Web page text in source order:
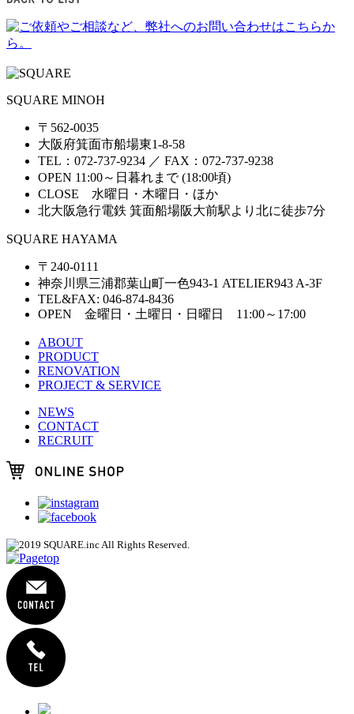
SQUARE MINOH
〒562-0035
大阪府箕面市船場東1-8-58
TEL：072-737-9234 ／ FAX：072-737-9238
OPEN 11:00～日暮れまで (18:00頃)
CLOSE 水曜日・木曜日・ほか
北大阪急行電鉄 箕面船場阪大前駅より北に徒歩7分
SQUARE HAYAMA
〒240-0111
神奈川県三浦郡葉山町一色943-1 ATELIER943 A-3F
TEL&FAX: 046-874-8436
OPEN 金曜日・土曜日・日曜日 11:00～17:00
ABOUT
PRODUCT
RENOVATION
PROJECT & SERVICE
NEWS
CONTACT
RECRUIT